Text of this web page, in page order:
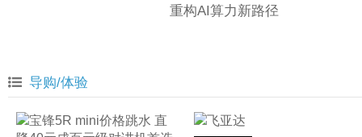
重构AI算力新路径
导购/体验